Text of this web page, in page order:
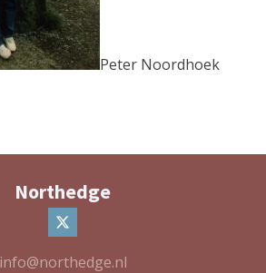
Peter Noordhoek
Northedge
info@northedge.nl